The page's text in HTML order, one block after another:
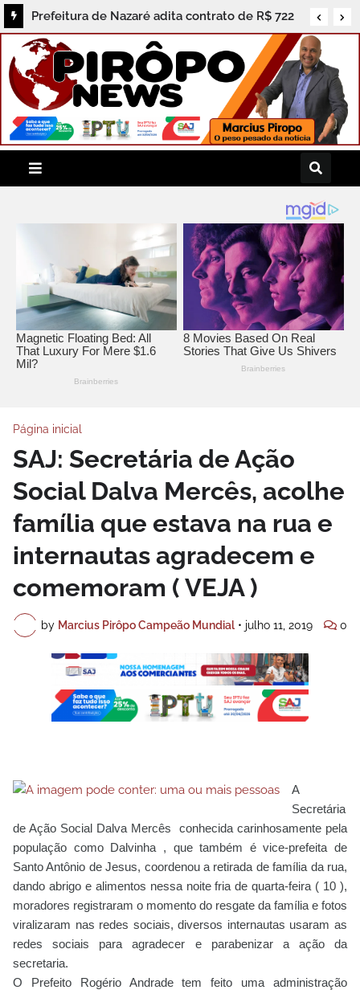
Prefeitura de Nazaré adita contrato de R$ 722
mil e população cobra prestação de contas dos
serviços
Página inicial
SAJ: Secretária de Ação
Social Dalva Mercês, acolhe
família que estava na rua e
internautas agradecem e
comemoram ( VEJA )
by Marcius Pirôpo Campeão Mundial • julho 11, 2019 0
A
Secretária
de Ação Social Dalva Mercês conhecida carinhosamente pela
população como Dalvinha , que também é vice-prefeita de
Santo Antônio de Jesus, coordenou a retirada de família da rua,
dando abrigo e alimentos nessa noite fria de quarta-feira ( 10 ),
moradores registraram o momento do resgate da família e fotos
viralizaram nas redes sociais, diversos internautas usaram as
redes sociais para agradecer e parabenizar a ação da
secretaria.
O Prefeito Rogério Andrade tem feito uma administração